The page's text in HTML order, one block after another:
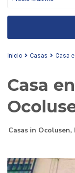
Inicio Casas Casa
Casa
Casas in Ocolusen,